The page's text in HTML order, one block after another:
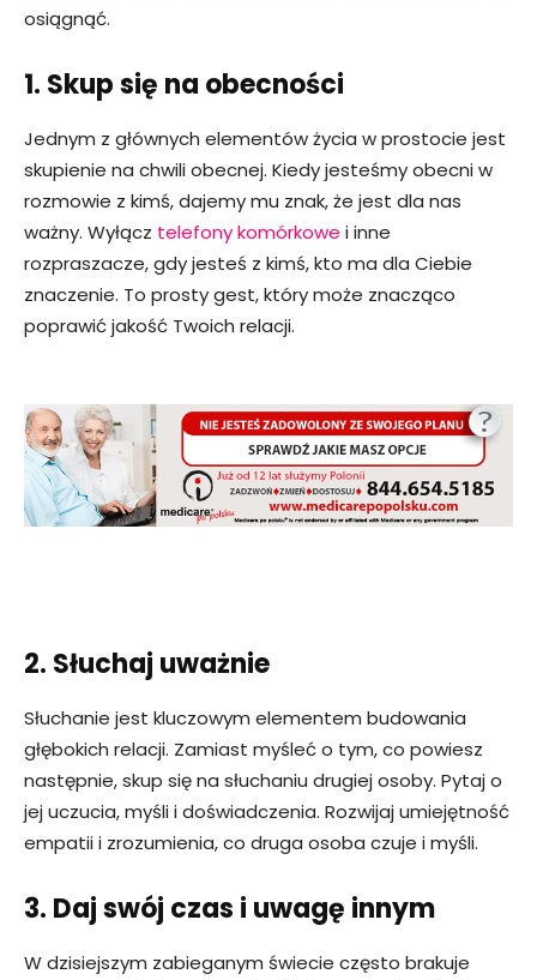
osiągnąć.
1. Skup się na obecności
Jednym z głównych elementów życia w prostocie jest
skupienie na chwili obecnej. Kiedy jesteśmy obecni w
rozmowie z kimś, dajemy mu znak, że jest dla nas
ważny. Wyłącz telefony komórkowe i inne
rozpraszacze, gdy jesteś z kimś, kto ma dla Ciebie
znaczenie. To prosty gest, który może znacząco
poprawić jakość Twoich relacji.
2. Słuchaj uważnie
Słuchanie jest kluczowym elementem budowania
głębokich relacji. Zamiast myśleć o tym, co powiesz
następnie, skup się na słuchaniu drugiej osoby. Pytaj o
jej uczucia, myśli i doświadczenia. Rozwijaj umiejętność
empatii i zrozumienia, co druga osoba czuje i myśli.
3. Daj swój czas i uwagę innym
W dzisiejszym zabieganym świecie często brakuje